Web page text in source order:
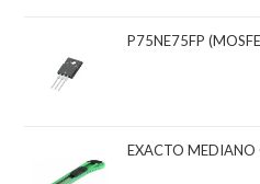
P75NE75FP
EXACTO MEDIANO